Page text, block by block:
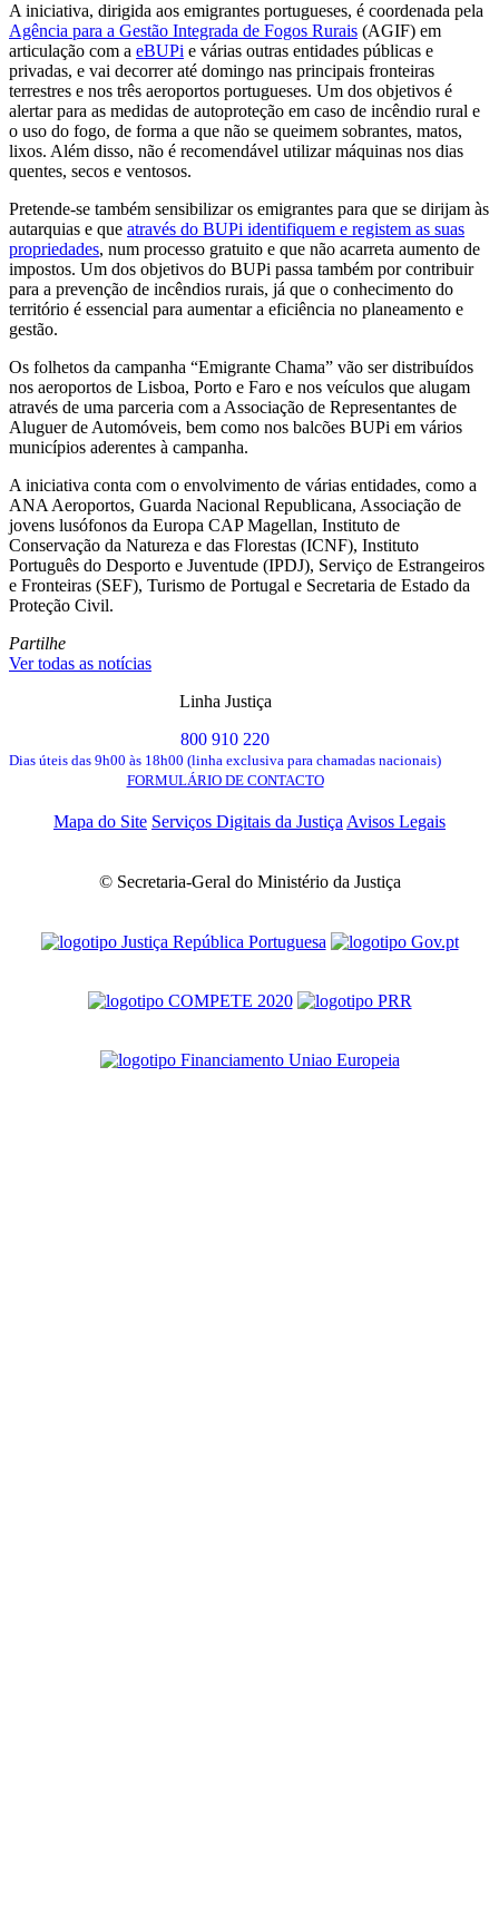
A iniciativa, dirigida aos emigrantes portugueses, é coordenada pela
Agência para a Gestão Integrada de Fogos Rurais (AGIF) em
articulação com a eBUPi e várias outras entidades públicas e
privadas, e vai decorrer até domingo nas principais fronteiras
terrestres e nos três aeroportos portugueses. Um dos objetivos é
alertar para as medidas de autoproteção em caso de incêndio rural e
o uso do fogo, de forma a que não se queimem sobrantes, matos,
lixos. Além disso, não é recomendável utilizar máquinas nos dias
quentes, secos e ventosos.
Pretende-se também sensibilizar os emigrantes para que se dirijam às
autarquias e que através do BUPi identifiquem e registem as suas
propriedades, num processo gratuito e que não acarreta aumento de
impostos. Um dos objetivos do BUPi passa também por contribuir
para a prevenção de incêndios rurais, já que o conhecimento do
território é essencial para aumentar a eficiência no planeamento e
gestão.
Os folhetos da campanha “Emigrante Chama” vão ser distribuídos
nos aeroportos de Lisboa, Porto e Faro e nos veículos que alugam
através de uma parceria com a Associação de Representantes de
Aluguer de Automóveis, bem como nos balcões BUPi em vários
municípios aderentes à campanha.
A iniciativa conta com o envolvimento de várias entidades, como a
ANA Aeroportos, Guarda Nacional Republicana, Associação de
jovens lusófonos da Europa CAP Magellan, Instituto de
Conservação da Natureza e das Florestas (ICNF), Instituto
Português do Desporto e Juventude (IPDJ), Serviço de Estrangeiros
e Fronteiras (SEF), Turismo de Portugal e Secretaria de Estado da
Proteção Civil.
Partilhe
Ver todas as notícias
Linha Justiça
800 910 220
Dias úteis das 9h00 às 18h00 (linha exclusiva para chamadas nacionais)
FORMULÁRIO DE CONTACTO
Mapa do Site Serviços Digitais da Justiça Avisos Legais
© Secretaria-Geral do Ministério da Justiça